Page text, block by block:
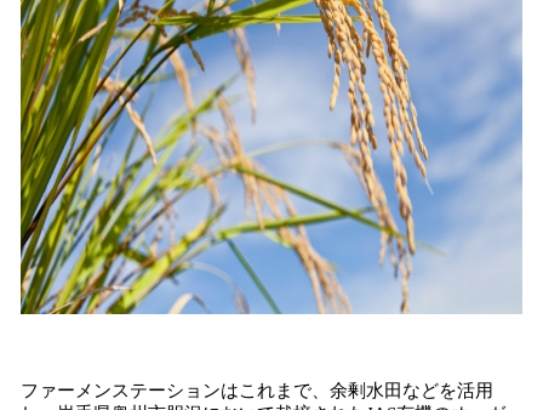
ファーメンステーションはこれまで、余剰水田などを活用